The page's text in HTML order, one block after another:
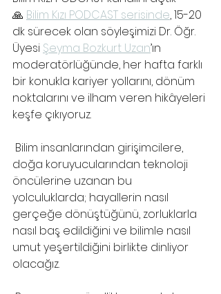
🙏 Bilim Kızı PODCAST serisinde, 15-20
dk sürecek olan söyleşimizi Dr. Öğr.
Üyesi Şeyma Bozkurt Uzan’ın
moderatörlüğünde, her hafta farklı
bir konukla kariyer yollarını, dönüm
noktalarını ve ilham veren hikâyeleri
keşfe çıkıyoruz.
doğa koruyucularından teknoloji
öncülerine uzanan bu
yolculuklarda; hayallerin nasıl
gerçeğe dönüştüğünü, zorluklarla
nasıl baş edildiğini ve bilimle nasıl
umut yeşertildiğini birlikte dinliyor
olacağız.